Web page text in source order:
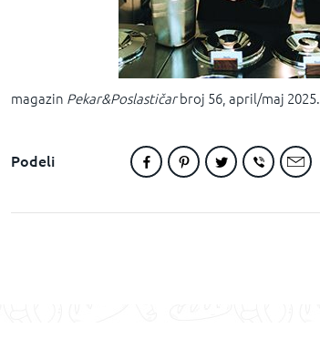
magazin Pekar&Poslastičarbroj 56, april/maj 2025.
Podeli